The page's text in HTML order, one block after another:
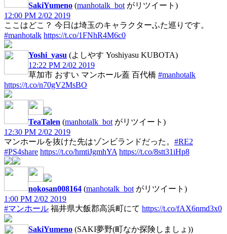
SakiYumeno (manhotalk_bot がリツイート)
12:00 PM 2/02 2019
ここはどこ？ 今日は埼玉のキャラクターふた巡りです。
#manhotalk https://t.co/1FNhR4M6c0
Yoshi_yasu (よしやす Yoshiyasu KUBOTA)
12:22 PM 2/02 2019
草加市 おすい マンホール蓋 百代橋 #manhotalk
https://t.co/n70gV2MsBO
TeaTalen (manhotalk_bot がリツイート)
12:30 PM 2/02 2019
マンホールを抜けた先はゾンビランドだった。 #RE2
#PS4share https://t.co/hmtiJgmhYA https://t.co/8stt31iHp8
nokosan008164 (manhotalk_bot がリツイート)
1:00 PM 2/02 2019
#マンホール 福井県大飯郡高浜町にて https://t.co/fAX6nmd3x0
SakiYumeno (SAKI夢野(町なか探険しましょ))